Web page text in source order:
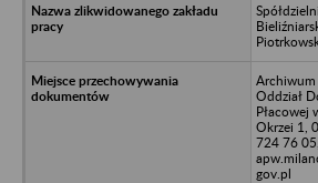
Archiwum
Oddział
Płacowej
Okrzei 1,
724 76
gov.pl